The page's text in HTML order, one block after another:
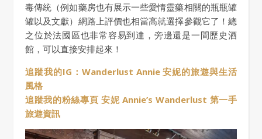
毒傳統（例如藥房也有展示一些愛情靈藥相關的瓶瓶罐
罐以及文獻）網路上評價也相當高就選擇參觀它了！總
之位於法國區也非常容易到達，旁邊還是一間歷史酒
館，可以直接安排起來！
追蹤我的IG：Wanderlust Annie 安妮的旅遊與生活
風格
追蹤我的粉絲專頁 安妮 Annie’s Wanderlust 第一手
旅遊資訊